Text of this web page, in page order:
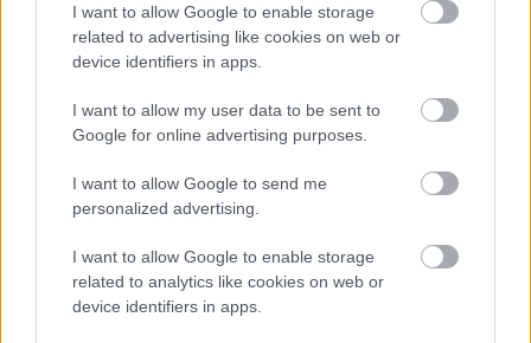
I want to allow Google to enable storage
related to advertising like cookies on web or
device identifiers in apps.
I want to allow my user data to be sent to
Google for online advertising purposes.
I want to allow Google to send me
personalized advertising.
I want to allow Google to enable storage
related to analytics like cookies on web or
device identifiers in apps.
Játsszák: Parti Nóra, Katona László, Kovács
Krisztián, Molnár Gusztáv, Mucsi Zoltán,
Dalszöveg: Molnár Gusztáv
Zene: Monori András és a társulat
Dramaturg: Gyulay Eszter
Jelmez: Kiss Julcsi